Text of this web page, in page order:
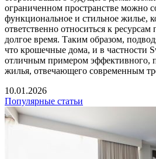
ограниченном пространстве можно
функциональное и стильное жилье,
ответственно относиться к
долгое время. Таким образом,
что крошечные дома, и в частности
отличным примером эффективного,
жилья, отвечающего современным
10.01.2026
Популярные статьи